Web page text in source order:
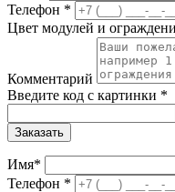
Телефон *
Цвет модулей и
Комментарий
Введите код с картинки *
Заказать
Имя*
Телефон *